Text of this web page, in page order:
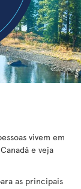
vivem em
e veja
as principais